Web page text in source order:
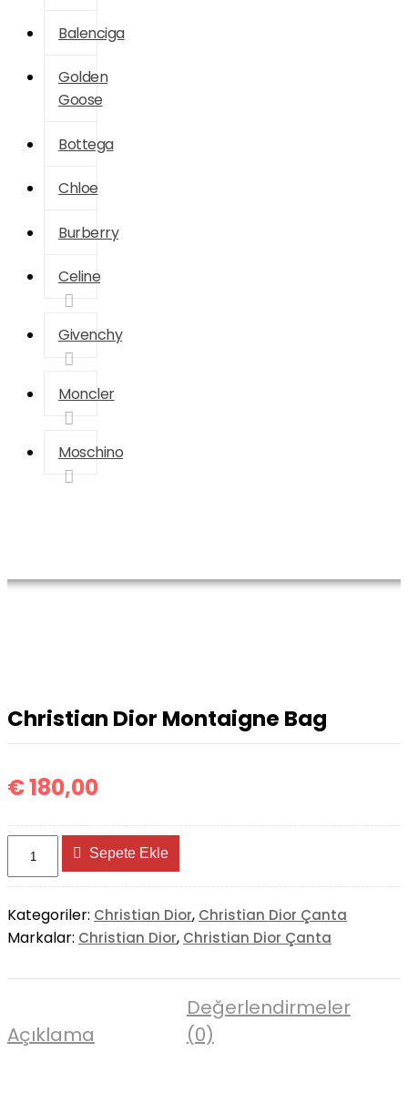
Balenciga
Golden
Goose
Bottega
Chloe
Burberry
Celine
Givenchy
Moncler
Moschino
Bag
Christian Dior Montaigne Bag
€180,00
Montaigne
Bag
adet
Sepete Ekle
Kategoriler: Christian Dior, Christian Dior Çanta
Markalar: Christian Dior, Christian Dior Çanta
Açıklama
Değerlendirmeler
(0)